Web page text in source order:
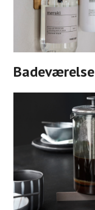
Badeværelse